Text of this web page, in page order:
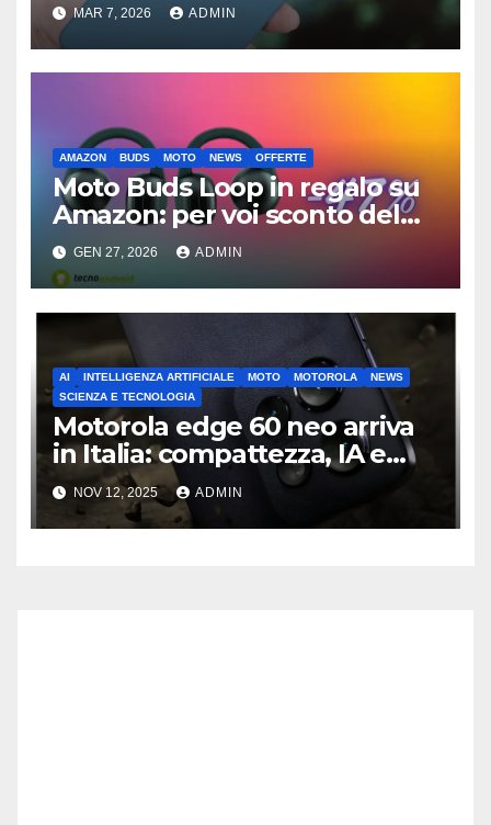
MAR 7, 2026 ADMIN
AMAZON BUDS MOTO NEWS OFFERTE
Moto Buds Loop in regalo su
Amazon: per voi sconto del
47%
GEN 27, 2026 ADMIN
AI INTELLIGENZA ARTIFICIALE MOTO MOTOROLA
NEWS
SCIENZA E TECNOLOGIA
Motorola edge 60 neo arriva
in Italia: compattezza, IA e
fotocamere di nuova
generazione
NOV 12, 2025 ADMIN